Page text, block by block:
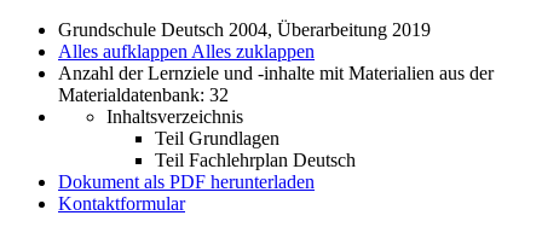
Grundschule Deutsch 2004, Überarbeitung 2019
Alles aufklappen Alles zuklappen
Anzahl der Lernziele und -inhalte mit Materialien aus der
Materialdatenbank: 32
Inhaltsverzeichnis
Teil Grundlagen
Teil Fachlehrplan Deutsch
Dokument als PDF herunterladen
Kontaktformular